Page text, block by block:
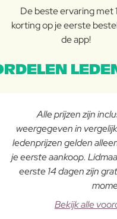
De beste ervaring met
korting op je eerste
de app!
Alle prijzen zijn
weergegeven in
ledenprijzen gelden
je eerste aankoop.
eerste 14 dagen zijn
Bekijk alle